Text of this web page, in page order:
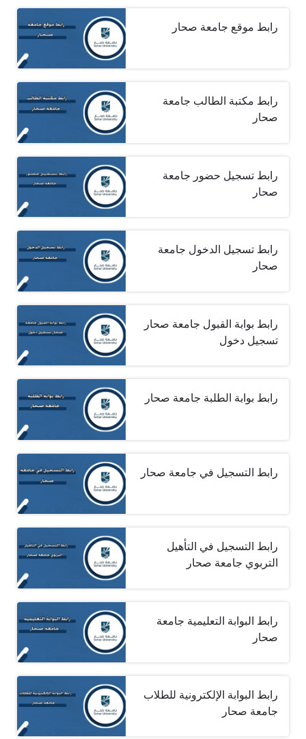
رابط موقع جامعة صحار
رابط مكتبة الطالب جامعة
صحار
رابط تسجيل حضور جامعة
صحار
رابط تسجيل الدخول جامعة
صحار
رابط بوابة القبول جامعة صحار
تسجيل دخول
رابط بوابة الطلبة جامعة صحار
رابط التسجيل في جامعة صحار
رابط التسجيل في التأهيل
التربوي جامعة صحار
رابط البوابة التعليمية جامعة
صحار
رابط البوابة الإلكترونية للطلاب
جامعة صحار